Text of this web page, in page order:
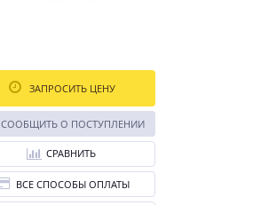
ЗАПРОСИТЬ ЦЕНУ
СООБЩИТЬ О ПОСТУПЛЕНИИ
СРАВНИТЬ
ВСЕ СПОСОБЫ ОПЛАТЫ